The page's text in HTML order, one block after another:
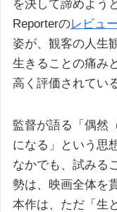
を決して諦めよう
Reporterのレビュー
姿が、観客の人生
生きることの痛み
高く評価されている
監督が語る「偶然
になる」という思
なかでも、試みる
勢は、映画全体を
本作は、ただ「生